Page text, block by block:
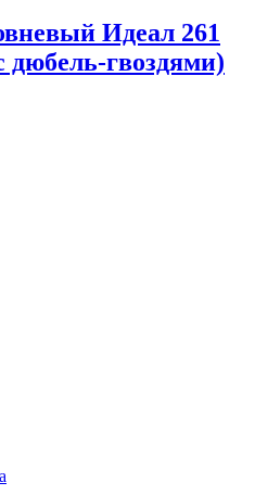
Идеал 261
дюбель-гвоздями)